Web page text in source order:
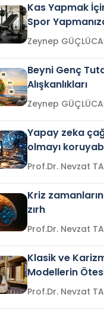
Kas Yapmak
Spor
Zeynep
Beyni Genç
Alışkanlıkları
Zeynep
Yapay zeka
olmayı
Kriz
zırh
Klasik ve
Modellerin
Liderlik”